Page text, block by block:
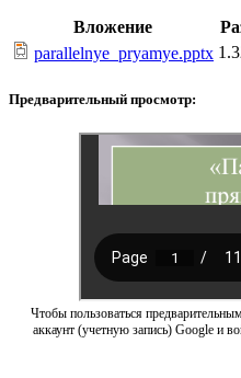
Вложение
parallelnye_pryamye.pptx
Предварительный просмотр:
Чтобы пользоваться
аккаунт (учетную запись) Google и